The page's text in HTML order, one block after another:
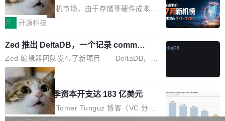
变体：Switchable...
那个创业公司。不同的是，这次它构建在 Cloudf
lare Workers 上——我花了九年时间搭建的平台
——并且深度集成了 AI。这基本上是我十年秘密
计划的顶峰。 十年前，Ken...
数据库，按名称寻址，复制到你自己的 S3 兼容
存储库里。节点之间只通过这个存储库协调——
个小型数据库，应用天然按分片构建，单个数据
库的竞争和爆炸半径问题在设计层面就被消除
了。 闲置的 cell 会休眠到几乎不占资源。当 cel
l 迁移或唤醒时，新宿主从 S3 恢复 SQLite 数据
库继续执行。存储库是持久化的唯一真相...
性能、流畅双第一，三星Galaxy Z系列
新折叠缺席
2026年7月的手机市场，由于存储等硬件成本暴
增，手机厂商的日子也不好过啊，新机速度明显
高价的三星折叠（三星Galaxy Z Fold8 Ultra / Z
Fold8 / Z Flip8）外，其余要么是中低端机器，
例如iQOO Z11i、REDMI Note 17、REDMI No
te 17 Pro、OPPO K15，要么是vivo X300 E这
样的次旗舰。 Galaxy Z Fold8 Ultra / Z Fold8 /
Z Flip8三款折叠屏新机均在7月22日发布，且全
部搭载骁龙8 Elite Gen5 for Galaxy，它们本该
开 开源科技
Zed 推出 DeltaDB，一个记录 commit
之间所有操作的版本控制系统
Zed 编辑器团队发布了新项目——DeltaDB，一
个在 git commit 之间记录每一次编辑操作的版
本控制系统。目前处于 Early Access 阶段。 De
ltaDB 的核心思路直接写在 landing page 最显
眼的位置：「Software is made between com
mits」——软件是在 commit 之间写出来的。git
局
SpaceXAI 单季资本开支达 183 亿美元
根据风险投资人Tomer Tunguz 博客（VC 分